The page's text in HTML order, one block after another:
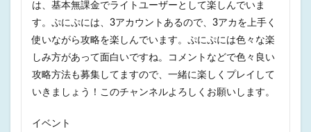
は、基本無課金でライトユーザーとして楽しんでいま
す。ぷにぷには、3アカウントあるので、3アカを上手く
使いながら攻略を楽しんでいます。ぷにぷには色々な楽
しみ方があって面白いですね。コメントなどで色々良い
攻略方法も募集してますので、一緒に楽しくプレイして
いきましょう！このチャンネルよろしくお願いします。
イベント